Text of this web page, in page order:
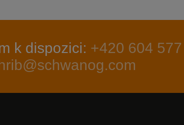
k dispozici: +420 604